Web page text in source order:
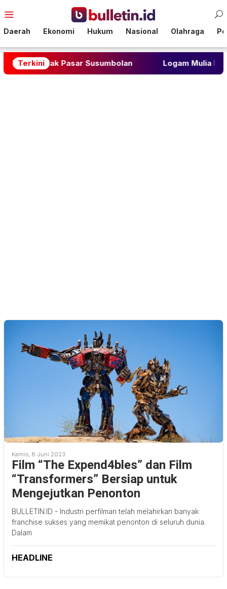
ke
Mobile
Daerah Ekonomi Hukum Nasional Olahraga
Terkini
Sidak Pasar Susumbolan Logam Mulia Rilis Seri
Kamis, 8 Juni 2023
Film “The Expend4bles” dan Film
“Transformers” Bersiap untuk
Mengejutkan Penonton
BULLETIN.ID - Industri perfilman telah melahirkan banyak
franchise sukses yang memikat penonton di seluruh dunia.
Dalam
HEADLINE